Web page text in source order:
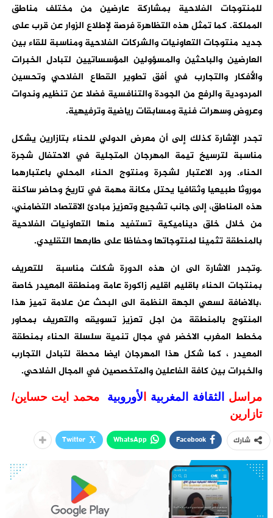
للمنتوجات الفلاحية بمشاركة عارضين من مختلف مناطق
المملكة. كما تمثل هذه التظاهرة فرصة لإطلاع الزوار عن قرب على
جديد منتوجات التعاونيات والشركات الفلاحية ومناسبة للقاء بين
العارضين والباحثين والمسؤولين المؤسساتيين لتبادل الخبرات
والأفكار والتجارب في أفق تطوير القطاع الفلاحي وتحسين
المردودية والرفع من الجودة والتنافسية فضلا عن تنظيم وندوات
وعروض وسهرات فنية ومسابقات رياضية وترفيهية.
تجدر الإشارة كذلك إلى أن معرض الدولي للحناء بتازارين يشكل
مناسبة لترسيخ تيمة المهرجان المتجلية في الاحتفال شجرة
الحناء. ورد الاعتبار لشجرة ومنتوج الحناء المحلي باعتبارهما
موروثا طبيعيا وثقافيا يحتل مكانة مهمة في تاريخ وحاضر ساكنة
هذه المناطق، إلى جانب تشجيع وتعزيز مبادئ الاقتصاد التضامني،
من خلال خلق ديناميكية تستفيد منها التعاونيات الفلاحية
بالمنطقة تثمينا لمنتوجاتها وحفاظا على طابعها التقليدي.
.وتجدر الاشارة الى ان هذه الدورة شكلت مناسبة للتعريف
بمنتجات الحناء باقليم اقليم زاكورة عامة ومنطقة المعيدر خاصة
،بالاضافة لسعي الجهة النظمة الى البحث عن علامة تميز هذا
المنتوج بالمنطقة من اجل تعزيز تسويقه والتعريف بمحاور
مخطط المغرب الاخضر في مجال تنمية سلسلة الحناء بمنطقة
المعيدر ، كما شكل هذا المهرجان ايضا محطة لتبادل التجارب
والخبرات بين كافة الفاعلين والمتخصصين في المجال الفلاحي.
مراسل الثقافة المغربية لأوروبية محمد ايت حساين/
تازارين
شارك Facebook
WhatsApp
Twitter